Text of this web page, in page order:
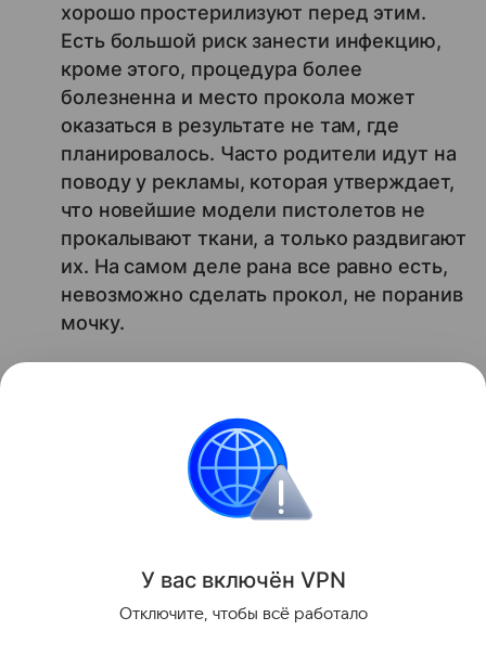
хорошо простерилизуют перед этим.
Есть большой риск занести инфекцию,
кроме этого, процедура более
болезненна и место прокола может
оказаться в результате не там, где
планировалось. Часто родители идут на
поводу у рекламы, которая утверждает,
что новейшие модели пистолетов не
прокалывают ткани, а только раздвигают
их. На самом деле рана все равно есть,
невозможно сделать прокол, не поранив
мочку.
Также читайте о том,стоит ли ребенку
прокалывать уши в младенчестве
Поделиться
У вас включён VPN
Отключите, чтобы всё работало